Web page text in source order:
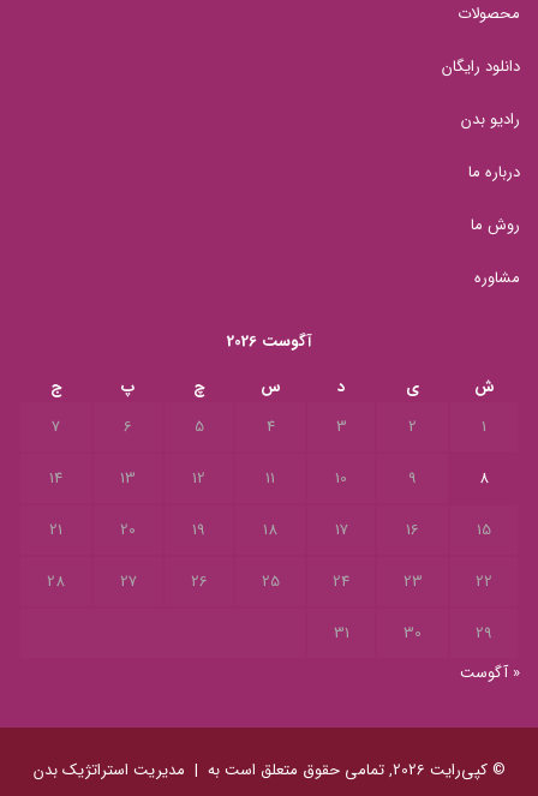
محصولات
دانلود رایگان
رادیو بدن
درباره ما
روش ما
مشاوره
آگوست 2026
ش
ی د س چ پ
ج
1
2
3
4
5
6
7
8
9
10
11
12
13
14
15
16
17
18
19
20
21
22
23
24
25
26
27
28
29
30
31
« آگوست
© کپی‌رایت 2026, تمامی حقوق متعلق است به | مدیریت استراتژیک بدن